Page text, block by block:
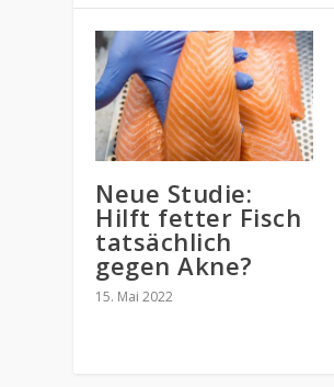
Neue Studie:
Hilft fetter Fisch
tatsächlich
gegen Akne?
15. Mai 2022